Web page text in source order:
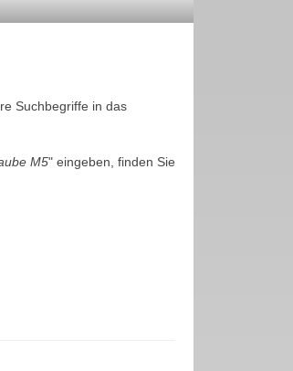
Suchbegriffe in das
M5" eingeben, finden Sie